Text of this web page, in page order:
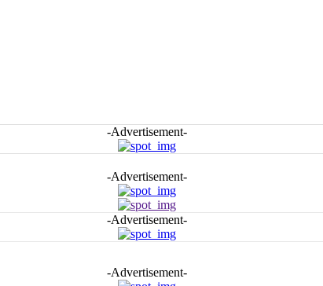
-Advertisement-
-Advertisement-
-Advertisement-
-Advertisement-